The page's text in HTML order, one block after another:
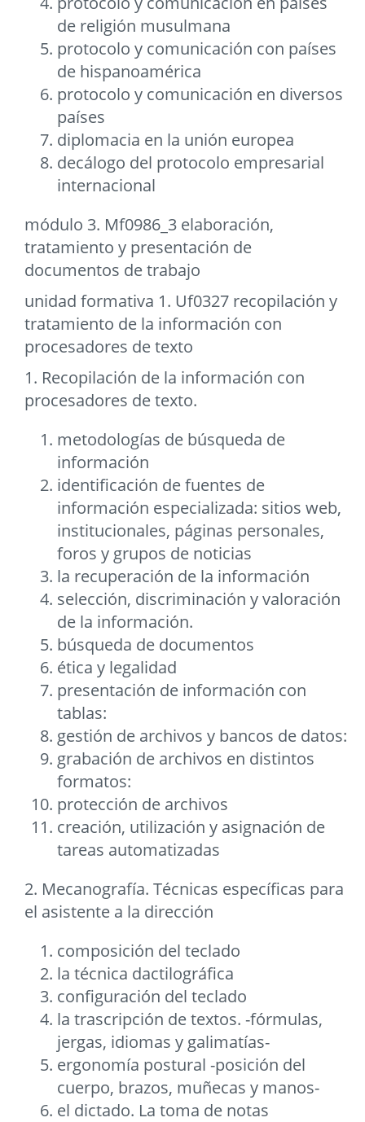
de religión musulmana
protocolo y comunicación con países
de hispanoamérica
protocolo y comunicación en diversos
países
diplomacia en la unión europea
decálogo del protocolo empresarial
internacional
módulo 3. Mf0986_3 elaboración,
tratamiento y presentación de
documentos de trabajo
unidad formativa 1. Uf0327 recopilación y
tratamiento de la información con
procesadores de texto
1. Recopilación de la información con
procesadores de texto.
metodologías de búsqueda de
información
identificación de fuentes de
información especializada: sitios web,
institucionales, páginas personales,
foros y grupos de noticias
la recuperación de la información
selección, discriminación y valoración
de la información.
búsqueda de documentos
ética y legalidad
presentación de información con
tablas:
gestión de archivos y bancos de datos:
grabación de archivos en distintos
formatos:
protección de archivos
creación, utilización y asignación de
tareas automatizadas
2. Mecanografía. Técnicas específicas para
el asistente a la dirección
composición del teclado
la técnica dactilográfica
configuración del teclado
la trascripción de textos. -fórmulas,
jergas, idiomas y galimatías-
ergonomía postural -posición del
cuerpo, brazos, muñecas y manos-
el dictado. La toma de notas